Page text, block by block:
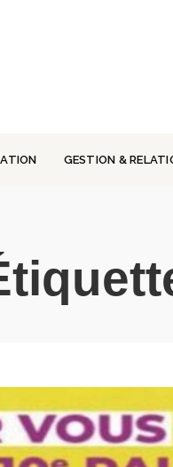
GESTION &